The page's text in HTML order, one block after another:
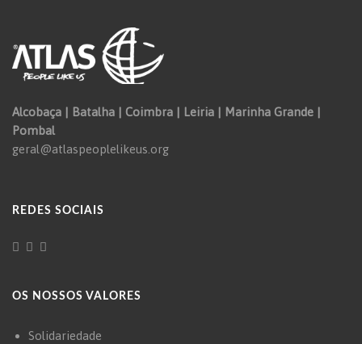
Alcobaça | Batalha | Coimbra | Leiria | Marinha Grande |
Pombal
geral@atlaspeoplelikeus.org
REDES SOCIAIS
OS NOSSOS VALORES
Solidariedade